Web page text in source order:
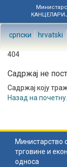
српски hrvatski
404
Садржај не
Садржај коју
Назад на почетну
Министарство
трговине и
односа